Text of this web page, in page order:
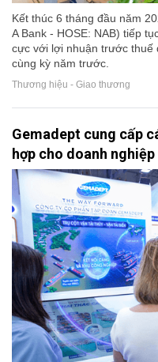
Kết thúc 6 tháng đầu năm
A Bank - HOSE: NAB) tiếp
cực với lợi nhuận trước thuế
cùng kỳ năm trước.
Thương hiệu - Giao thương
Gemadept cung cấp
hợp cho doanh nghiệp